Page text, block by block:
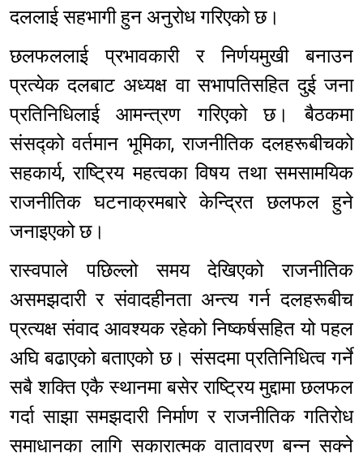
दललाई सहभागी हुन अनुरोध गरिएको छ।
छलफललाई प्रभावकारी र निर्णयमुखी बनाउन
प्रत्येक दलबाट अध्यक्ष वा सभापतिसहित दुई जना
प्रतिनिधिलाई आमन्त्रण गरिएको छ। बैठकमा
संसद्को वर्तमान भूमिका, राजनीतिक दलहरूबीचको
सहकार्य, राष्ट्रिय महत्वका विषय तथा समसामयिक
राजनीतिक घटनाक्रमबारे केन्द्रित छलफल हुने
जनाइएको छ।
रास्वपाले पछिल्लो समय देखिएको राजनीतिक
असमझदारी र संवादहीनता अन्त्य गर्न दलहरूबीच
प्रत्यक्ष संवाद आवश्यक रहेको निष्कर्षसहित यो पहल
अघि बढाएको बताएको छ। संसदमा प्रतिनिधित्व गर्ने
सबै शक्ति एकै स्थानमा बसेर राष्ट्रिय मुद्दामा छलफल
गर्दा साझा समझदारी निर्माण र राजनीतिक गतिरोध
समाधानका लागि सकारात्मक वातावरण बन्न सक्ने